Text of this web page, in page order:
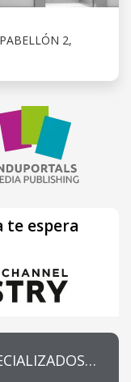
2,
te espera